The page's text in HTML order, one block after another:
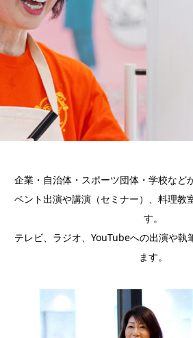
企業・自治体・スポーツ団体・学校など
ベント出演や講演（セミナー）、料理教
す。
テレビ、ラジオ、YouTubeへの出演や執
ます。